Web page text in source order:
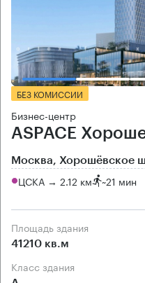
БЕЗ КОМИССИИ
Бизнес-центр
ASPACE
Москва, Хорошёвское
ЦСКА → 2.12 км ~21 мин
Площадь здания
41210 кв.м
Класс здания